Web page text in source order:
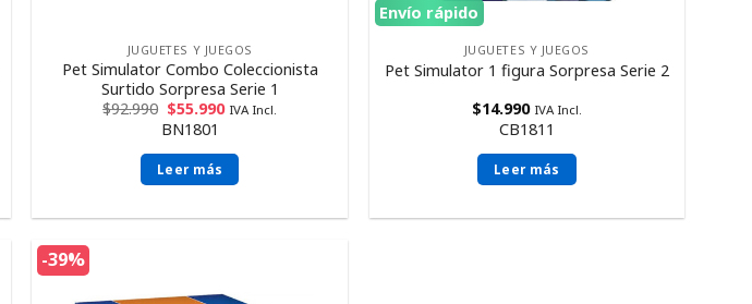
JUGUETES Y JUEGOS
Pet Simulator Combo Coleccionista
Surtido Sorpresa Serie 1
$92.990 $55.990 IVA Incl.
BN1801
Leer más
Envío rápido
JUGUETES Y JUEGOS
Pet Simulator 1 figura Sorpresa Serie 2
$14.990 IVA Incl.
CB1811
Leer más
-39%